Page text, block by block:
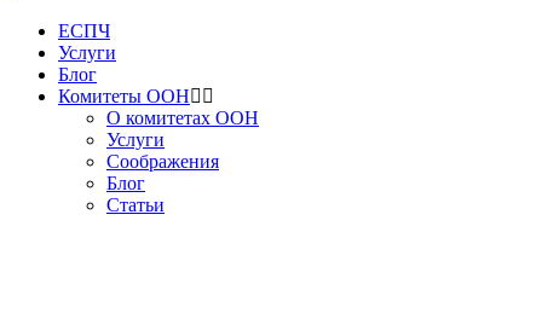
ЕСПЧ
Услуги
Блог
Комитеты ООН
О комитетах ООН
Услуги
Соображения
Блог
Статьи